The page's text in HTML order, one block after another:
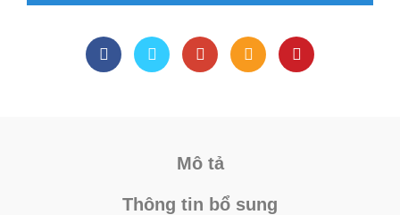
Mô tả
Thông tin bổ sung